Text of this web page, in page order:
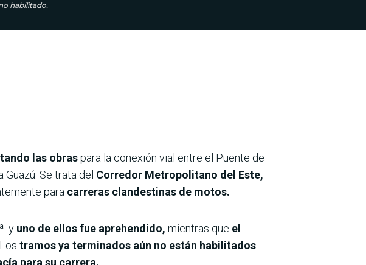
habilitado.
las obraspara la conexión vial entre el Puente de
Se trata del Corredor Metropolitano del Este,
para carreras clandestinas de motos.
y uno de ellos fue aprehendido, mientras que el
tramos ya terminados aún no están habilitados